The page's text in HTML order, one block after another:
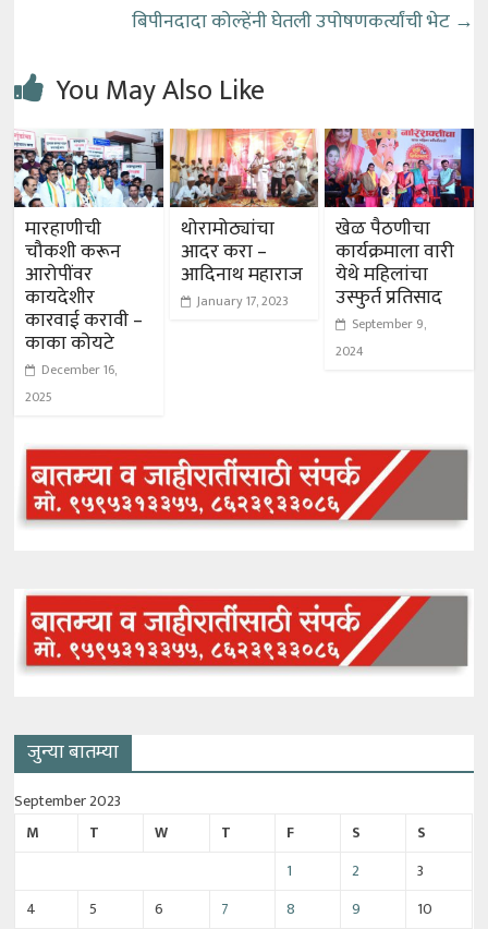
बिपीनदादा कोल्हेंनी घेतली उपोषणकर्त्यांची भेट →
You May Also Like
मारहाणीची
चौकशी करून
आरोपींवर
कायदेशीर
कारवाई करावी –
काका कोयटे
December 16,
2025
थोरामोठ्यांचा
आदर करा –
आदिनाथ महाराज
January 17, 2023
खेळ पैठणीचा
कार्यक्रमाला वारी
येथे महिलांचा
उस्फुर्त प्रतिसाद
September 9,
2024
जुन्या बातम्या
September 2023
M
T W T F S
S
1
2
3
4
5 6 7 8 9 10